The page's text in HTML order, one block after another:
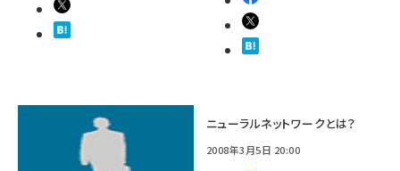
ニューラルネットワークとは？
2008年3月5日 20:00